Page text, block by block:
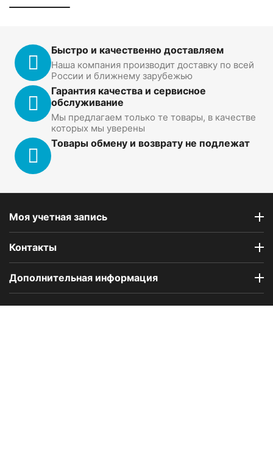
Быстро и качественно доставляем
Наша компания производит доставку по всей
России и ближнему зарубежью
Гарантия качества и сервисное
обслуживание
Мы предлагаем только те товары, в качестве
которых мы уверены
Товары обмену и возврату не подлежат
Моя учетная запись
Контакты
Дополнительная информация